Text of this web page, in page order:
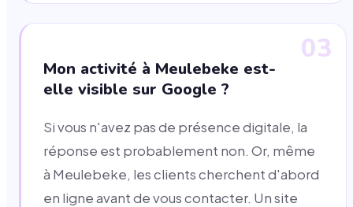
03
Mon activité à Meulebeke est-
elle visible sur Google ?
Si vous n'avez pas de présence digitale, la
réponse est probablement non. Or, même
à Meulebeke, les clients cherchent d'abord
en ligne avant de vous contacter. Un site